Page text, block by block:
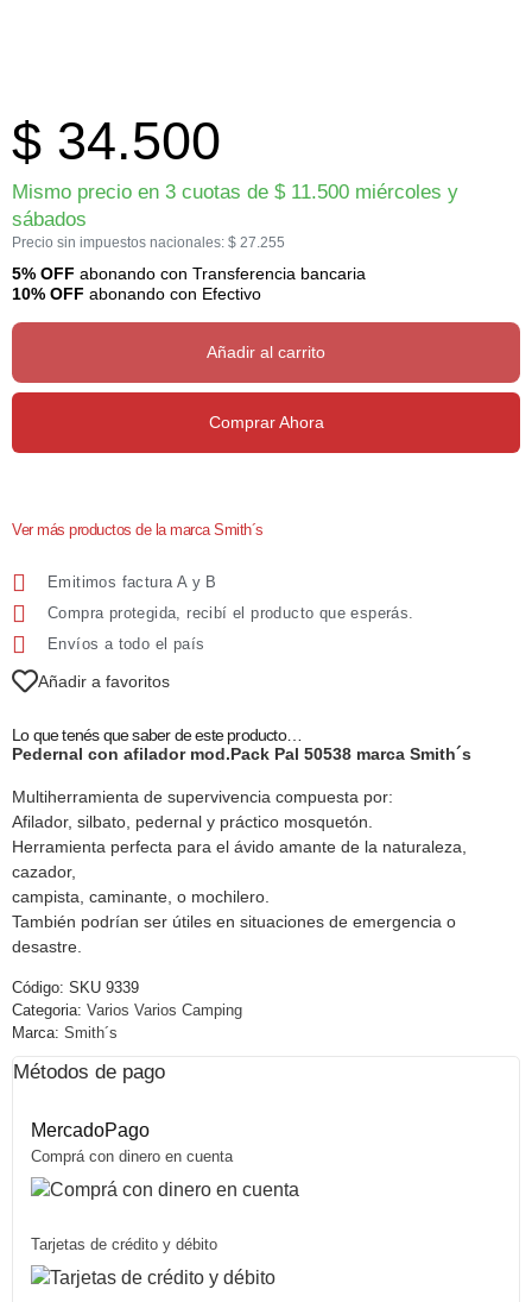
$ 34.500
Mismo precio en 3 cuotas de $11.500 miércoles y
sábados
Precio sin impuestos nacionales: $ 27.255
5% OFF abonando con Transferencia bancaria
10% OFF abonando con Efectivo
Añadir al carrito
Comprar Ahora
Ver más productos de la marca Smith´s
Emitimos factura A y B
Compra protegida, recibí el producto que esperás.
Envíos a todo el país
Añadir a favoritos
Lo que tenés que saber de este producto…
Pedernal con afilador mod.Pack Pal 50538 marca Smith´s
Multiherramienta de supervivencia compuesta por:
Afilador, silbato, pedernal y práctico mosquetón.
Herramienta perfecta para el ávido amante de la naturaleza,
cazador,
campista, caminante, o mochilero.
También podrían ser útiles en situaciones de emergencia o
desastre.
Código: SKU 9339
Categoria: Varios Varios Camping
Marca: Smith´s
Métodos de pago
MercadoPago
Comprá con dinero en cuenta
Tarjetas de crédito y débito